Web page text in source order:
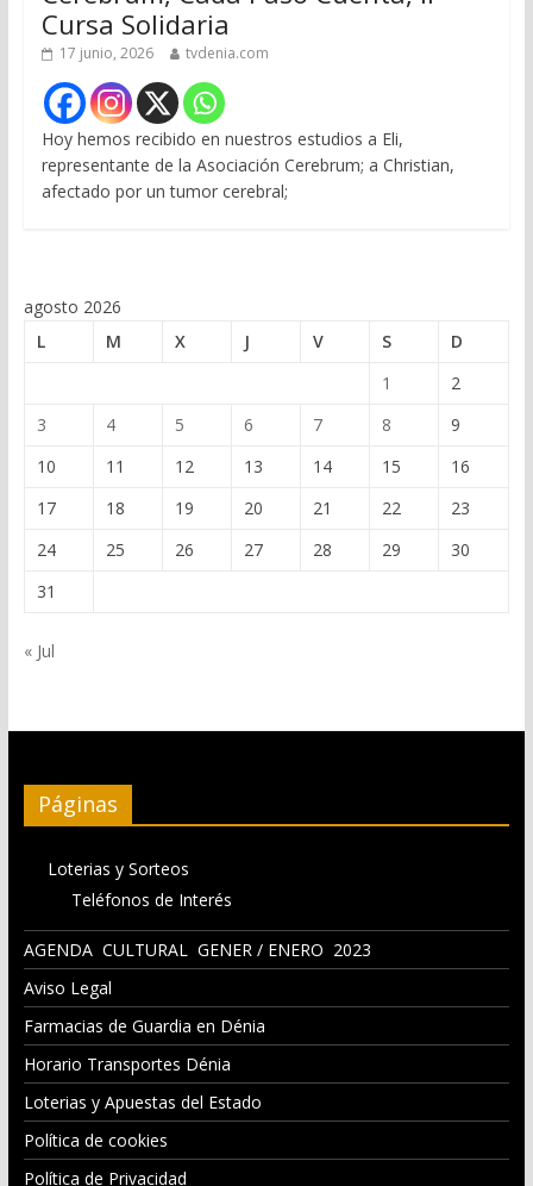
Cursa Solidaria
17 junio, 2026 tvdenia.com
Hoy hemos recibido en nuestros estudios a Eli,
representante de la Asociación Cerebrum; a Christian,
afectado por un tumor cerebral;
agosto 2026
L
M X J V S
D
1
2
3
4 5 6 7 8
9
10
11 12 13 14 15
16
17
18 19 20 21 22
23
24
25 26 27 28 29
30
31
« Jul
Páginas
Loterias y Sorteos
Teléfonos de Interés
AGENDA CULTURAL GENER / ENERO 2023
Aviso Legal
Farmacias de Guardia en Dénia
Horario Transportes Dénia
Loterias y Apuestas del Estado
Política de cookies
Política de Privacidad